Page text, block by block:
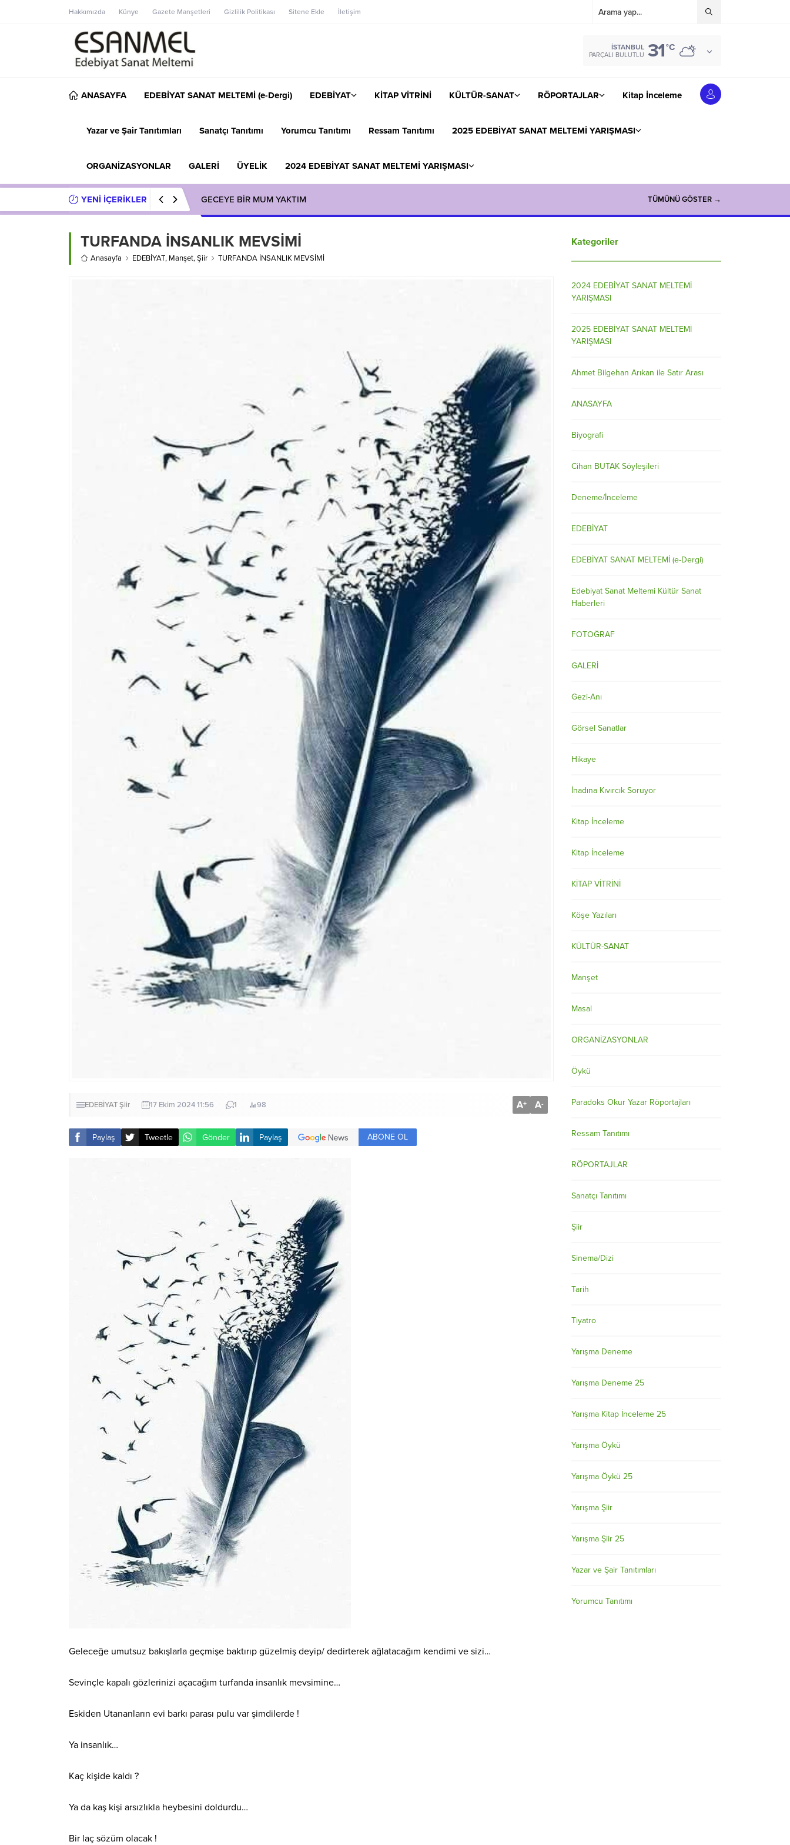
Hakkımızda Künye Gazete Manşetleri Gizlilik Politikası Sitene Ekle İletişim
İSTANBUL
PARÇALI BULUTLU 31°C
ANASAYFA EDEBİYAT SANAT MELTEMİ (e-Dergi) EDEBİYAT KİTAP VİTRİNİ KÜLTÜR-SANAT RÖPORTAJLAR Kitap İnceleme
Yazar ve Şair Tanıtımları Sanatçı Tanıtımı Yorumcu Tanıtımı Ressam Tanıtımı 2025 EDEBİYAT SANAT MELTEMİ YARIŞMASI
ORGANİZASYONLAR GALERİ ÜYELİK 2024 EDEBİYAT SANAT MELTEMİ YARIŞMASI
YENİ İÇERİKLER GECEYE BİR MUM YAKTIM TÜMÜNÜ GÖSTER →
TURFANDA İNSANLIK MEVSİMİ
Anasayfa EDEBİYAT, Manşet,Şiir TURFANDA İNSANLIK MEVSİMİ
EDEBİYATŞiir 17 Ekim 2024 11:56 1 98 A+ A-
Paylaş Tweetle Gönder Paylaş ABONE OL
Geleceğe umutsuz bakışlarla geçmişe baktırıp güzelmiş deyip/ dedirterek ağlatacağım kendimi ve sizi…
Sevinçle kapalı gözlerinizi açacağım turfanda insanlık mevsimine…
Eskiden Utananların evi barkı parası pulu var şimdilerde !
Ya insanlık…
Kaç kişide kaldı ?
Ya da kaş kişi arsızlıkla heybesini doldurdu…
Bir laç sözüm olacak !
Kategoriler
2024 EDEBİYAT SANAT MELTEMİ
YARIŞMASI
2025 EDEBİYAT SANAT MELTEMİ
YARIŞMASI
Ahmet Bilgehan Arıkan ile Satır Arası
ANASAYFA
Biyografi
Cihan BUTAK Söyleşileri
Deneme/İnceleme
EDEBİYAT
EDEBİYAT SANAT MELTEMİ (e-Dergi)
Edebiyat Sanat Meltemi Kültür Sanat
Haberleri
FOTOĞRAF
GALERİ
Gezi-Anı
Görsel Sanatlar
Hikaye
İnadına Kıvırcık Soruyor
Kitap İnceleme
Kitap İnceleme
KİTAP VİTRİNİ
Köşe Yazıları
KÜLTÜR-SANAT
Manşet
Masal
ORGANİZASYONLAR
Öykü
Paradoks Okur Yazar Röportajları
Ressam Tanıtımı
RÖPORTAJLAR
Sanatçı Tanıtımı
Şiir
Sinema/Dizi
Tarih
Tiyatro
Yarışma Deneme
Yarışma Deneme 25
Yarışma Kitap İnceleme 25
Yarışma Öykü
Yarışma Öykü 25
Yarışma Şiir
Yarışma Şiir 25
Yazar ve Şair Tanıtımları
Yorumcu Tanıtımı